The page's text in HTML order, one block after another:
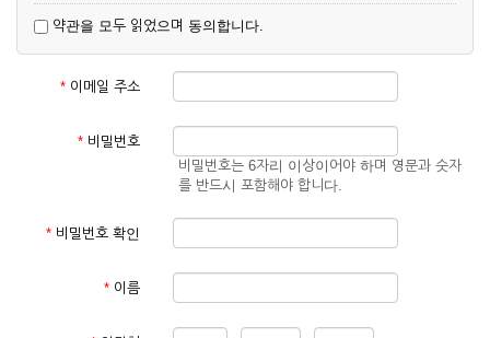
업상 중요 하거나 합리적인 사유가 발생할 경우 온라인 공사를
통하여 변경할 수 있습니다.
② 회원은 변경된 약관에 동의하지 않을 경우 서비스 이용을 중
단하고 이용계약을 해지할 수 있습니다. 약관의 효력 발생일 이
것으로 간주됩니다.
제3조 (약관의 외 준칙)
관계법령의 규정에 따릅니다.
약관을 모두 읽었으며 동의합니다.
* 이메일 주소
* 비밀번호
비밀번호는 6자리 이상이어야 하며 영문과 숫자
를 반드시 포함해야 합니다.
* 비밀번호 확인
* 이름